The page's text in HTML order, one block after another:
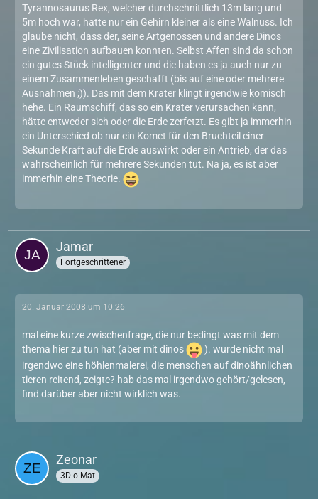
Tyrannosaurus Rex, welcher durchschnittlich 13m lang und
5m hoch war, hatte nur ein Gehirn kleiner als eine Walnuss. Ich
glaube nicht, dass der, seine Artgenossen und andere Dinos
eine Zivilisation aufbauen konnten. Selbst Affen sind da schon
ein gutes Stück intelligenter und die haben es ja auch nur zu
einem Zusammenleben geschafft (bis auf eine oder mehrere
Ausnahmen ;)). Das mit dem Krater klingt irgendwie komisch
hehe. Ein Raumschiff, das so ein Krater verursachen kann,
hätte entweder sich oder die Erde zerfetzt. Es gibt ja immerhin
ein Unterschied ob nur ein Komet für den Bruchteil einer
Sekunde Kraft auf die Erde auswirkt oder ein Antrieb, der das
wahrscheinlich für mehrere Sekunden tut. Na ja, es ist aber
immerhin eine Theorie.
Jamar
Fortgeschrittener
20. Januar 2008 um 10:26
mal eine kurze zwischenfrage, die nur bedingt was mit dem
thema hier zu tun hat (aber mit dinos
). wurde nicht mal
irgendwo eine höhlenmalerei, die menschen auf dinoähnlichen
tieren reitend, zeigte? hab das mal irgendwo gehört/gelesen,
find darüber aber nicht wirklich was.
Zeonar
3D-o-Mat